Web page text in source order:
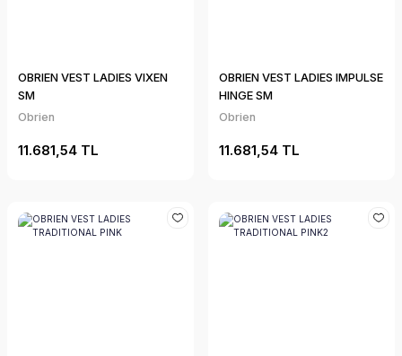
OBRIEN VEST LADIES VIXEN
SM
Obrien
11.681,54 TL
OBRIEN VEST LADIES IMPULSE
HINGE SM
Obrien
11.681,54 TL